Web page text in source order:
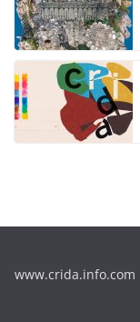
www.crida.info.com